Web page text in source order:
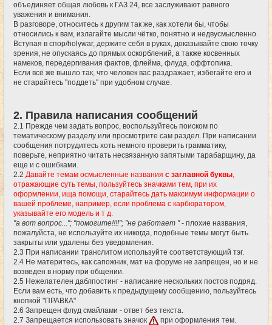
объединяет общая любовь к ГАЗ 24, все заслуживают равного
уважения и внимания.
В разговоре, относитесь к другим так же, как хотели бы, чтобы
относились к вам, излагайте мысли чётко, понятно и недвусмысленно.
Вступая в спор/holywar, держите себя в руках, доказывайте свою точку
зрения, не опускаясь до прямых оскорблений, а также косвенных
намеков, передергивания фактов, флейма, флуда, оффтопика.
Если всё же вышло так, что человек вас раздражает, избегайте его и
не старайтесь "поддеть" при удобном случае.
2. Правила написания сообщений
2.1 Прежде чем задать вопрос, воспользуйтесь поиском по
тематическому разделу или просмотрите сам раздел. При написании
сообщения потрудитесь хоть немного проверить грамматику,
поверьте, неприятно читать несвязанную запятыми тарабарщину, да
еще и с ошибками.
2.2 Давайте темам осмысленные названия с заглавной буквы,
отражающие суть темы, пользуйтесь значками тем, при их
оформлении, ища помощи, старайтесь дать максимум информации о
вашей проблеме, например, если проблема с карбюратором,
указывайте его модель и т д.
"а вот вопрос..."; "помогите!!!!"; "не работает "- плохие названия,
пожалуйста, не используйте их никогда, подобные темы могут быть
закрыты или удалены без уведомления.
2.3 При написании транслитом используйте соответствующий тэг.
2.4 Не материтесь, как сапожник, мат на форуме не запрещен, но и не
возведен в норму при общении.
2.5 Нежелателен даблпостинг - написание нескольких постов подряд.
Если вам есть, что добавить к предыдущему сообщению, пользуйтесь
кнопкой "ПРАВКА"
2.6 Запрещен флуд смайлами - ответ без текста.
2.7 Запрещается использовать значок
при оформления тем.